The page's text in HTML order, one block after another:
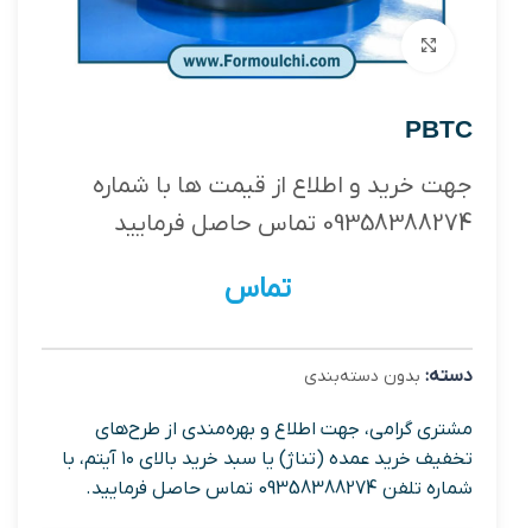
بزرگنمایی تصویر
PBTC
جهت خرید و اطلاع از قیمت ها با شماره
09358388274 تماس حاصل فرمایید
تماس
دسته: بدون دسته‌بندی
مشتری گرامی، جهت اطلاع و بهره‌مندی از طرح‌های
تخفیف خرید عمده (تناژ) یا سبد خرید بالای ۱۰ آیتم، با
شماره تلفن 09358388274 تماس حاصل فرمایید.